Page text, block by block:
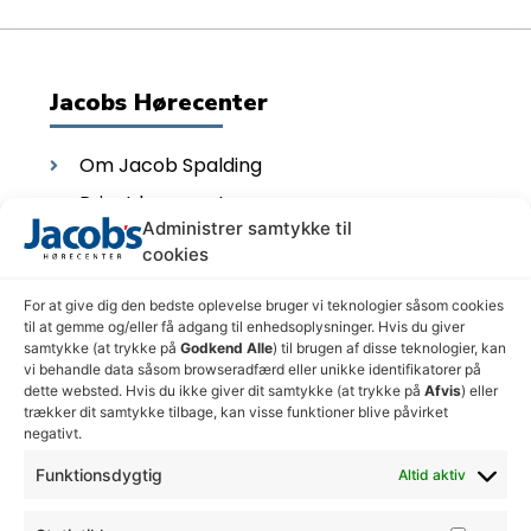
Administrer samtykke til
cookies
For at give dig den bedste oplevelse bruger vi teknologier såsom cookies
til at gemme og/eller få adgang til enhedsoplysninger. Hvis du giver
samtykke (at trykke på Godkend Alle) til brugen af disse teknologier, kan
vi behandle data såsom browseradfærd eller unikke identifikatorer på
dette websted. Hvis du ikke giver dit samtykke (at trykke på Afvis) eller
trækker dit samtykke tilbage, kan visse funktioner blive påvirket
negativt.
Funktionsdygtig Altid aktiv
Jacobs Hørecenter
Om Jacob Spalding
Privat hørecenter
Hvad kan en Audiolog
Åbningstider i Thisted
Mandag - torsdag: 08.30- 16.00
Lørdag og søndag: lukket